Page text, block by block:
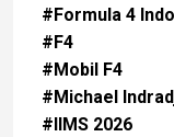
#Formula 4
#F4
#Mobil F4
#Michael
#IIMS 2026